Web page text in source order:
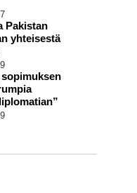
Pakistan
yhteisestä